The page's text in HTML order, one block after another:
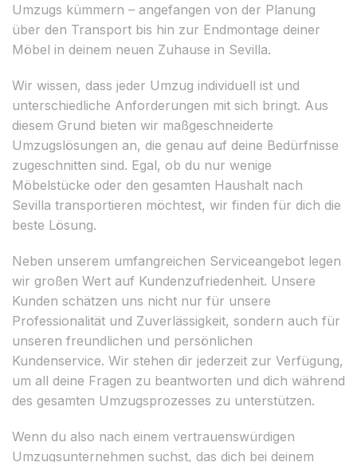
Umzugs kümmern – angefangen von der Planung
über den Transport bis hin zur Endmontage deiner
Möbel in deinem neuen Zuhause in Sevilla.
Wir wissen, dass jeder Umzug individuell ist und
unterschiedliche Anforderungen mit sich bringt. Aus
diesem Grund bieten wir maßgeschneiderte
Umzugslösungen an, die genau auf deine Bedürfnisse
zugeschnitten sind. Egal, ob du nur wenige
Möbelstücke oder den gesamten Haushalt nach
Sevilla transportieren möchtest, wir finden für dich die
beste Lösung.
Neben unserem umfangreichen Serviceangebot legen
wir großen Wert auf Kundenzufriedenheit. Unsere
Kunden schätzen uns nicht nur für unsere
Professionalität und Zuverlässigkeit, sondern auch für
unseren freundlichen und persönlichen
Kundenservice. Wir stehen dir jederzeit zur Verfügung,
um all deine Fragen zu beantworten und dich während
des gesamten Umzugsprozesses zu unterstützen.
Wenn du also nach einem vertrauenswürdigen
Umzugsunternehmen suchst, das dich bei deinem